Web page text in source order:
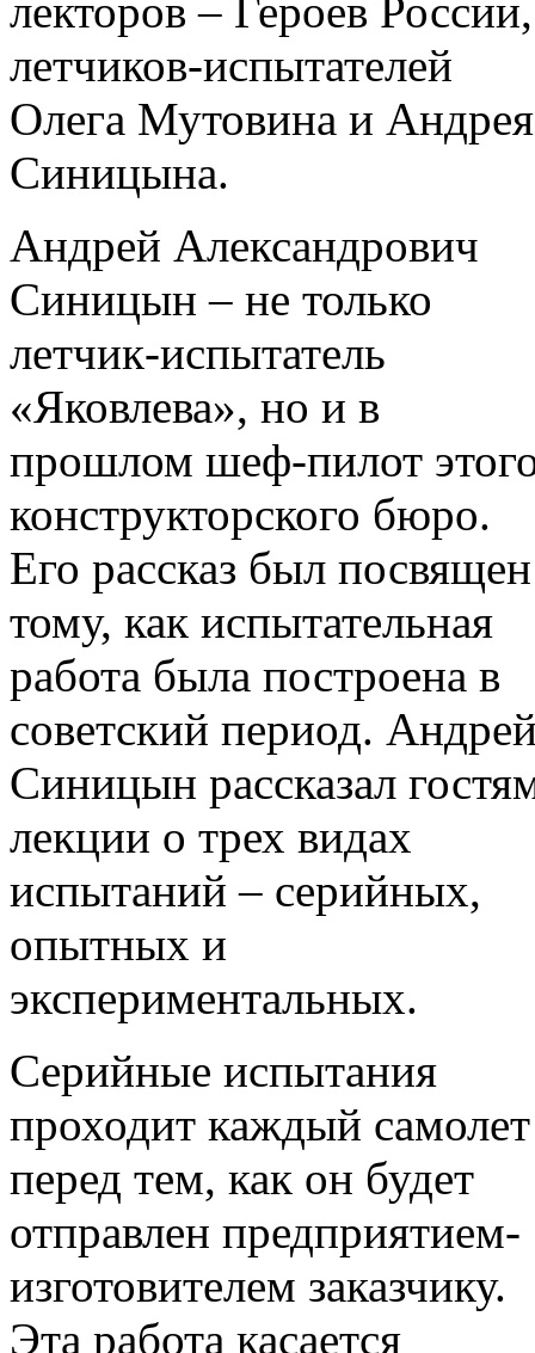
лекторов – Героев России,
летчиков-испытателей
Олега Мутовина и Андрея
Синицына.
Андрей Александрович
Синицын – не только
летчик-испытатель
«Яковлева», но и в
прошлом шеф-пилот
конструкторского бюро.
Его рассказ был посвящен
тому, как испытательная
работа была построена в
советский период.
Синицын рассказал
лекции о трех видах
испытаний – серийных,
опытных и
экспериментальных.
Серийные испытания
проходит каждый самолет
перед тем, как он будет
отправлен предприятием-
изготовителем заказчику.
Эта работа касается